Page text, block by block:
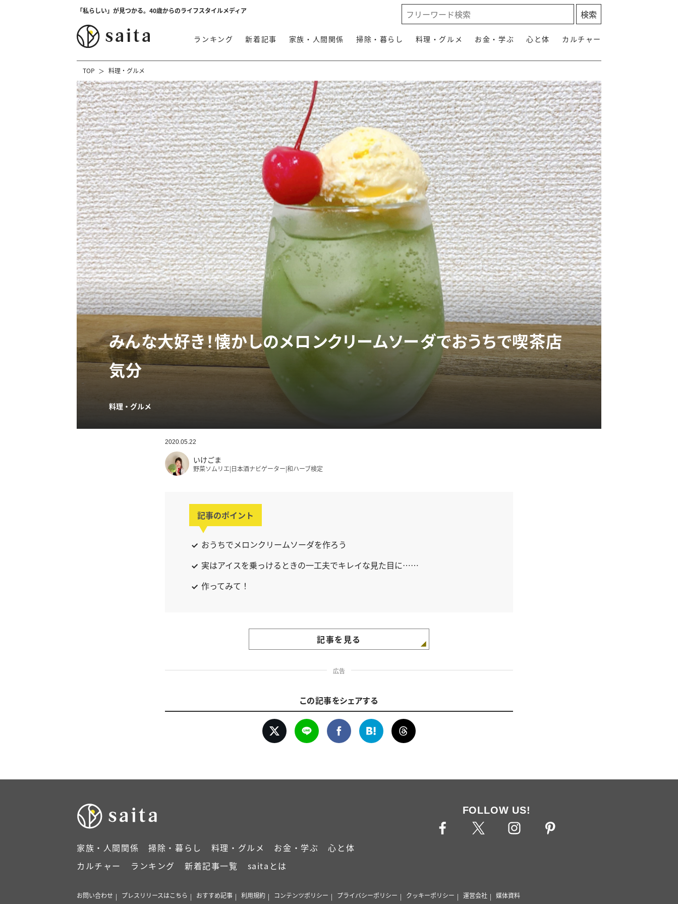
「私らしい」が見つかる。40歳からのライフスタイルメディア
ランキング 新着記事 家族・人間関係 掃除・暮らし 料理・グルメ お金・学ぶ 心と体 カルチャー
TOP 料理・グルメ
みんな大好き！懐かしのメロンクリームソーダでおうちで喫茶店
気分
料理・グルメ
2020.05.22
いけごま
野菜ソムリエ|日本酒ナビゲーター|和ハーブ検定
記事のポイント
おうちでメロンクリームソーダを作ろう
実はアイスを乗っけるときの一工夫でキレイな見た目に……
作ってみて！
記事を見る
広告
この記事をシェアする
家族・人間関係 掃除・暮らし 料理・グルメ お金・学ぶ
心と体
カルチャー
ランキング 新着記事一覧 saitaとは
FOLLOW US!
お問い合わせ プレスリリースはこちら おすすめ記事 利用規約 コンテンツポリシー プライバシーポリシー クッキーポリシー 運営会社 媒体資料